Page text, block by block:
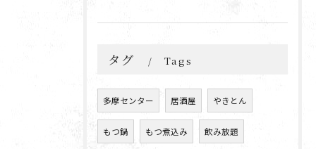
タグ Tags
多摩センター 居酒屋 やきとん
もつ鍋 もつ煮込み 飲み放題